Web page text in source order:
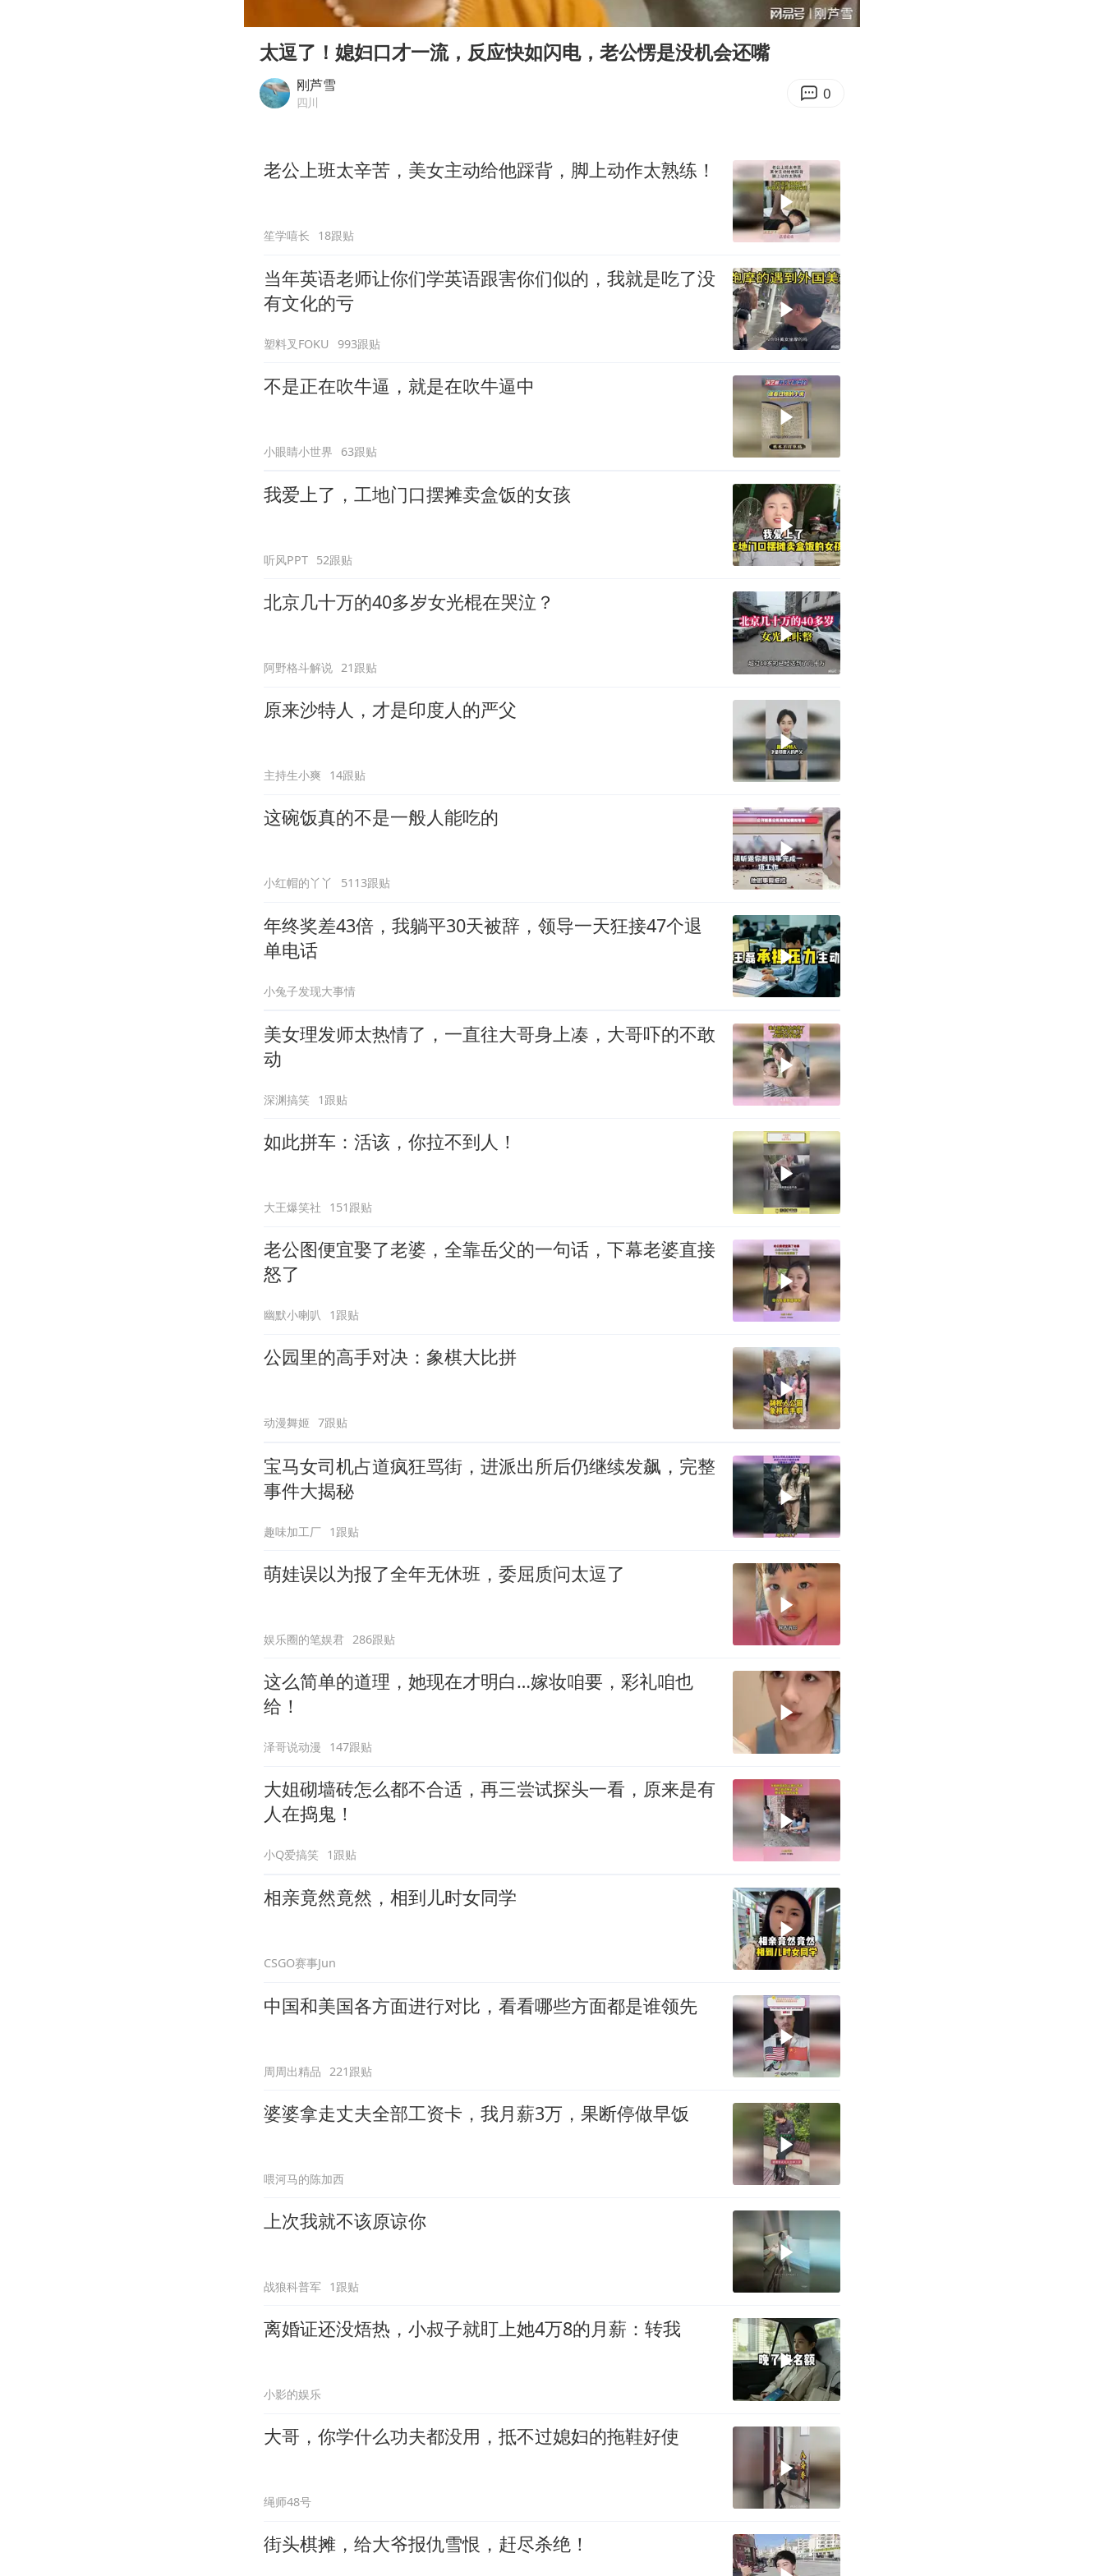
律师称“梅姨”若满75岁或不适用死刑
《歌手》歌王之战帮唱嘉宾官宣
上海一酒店房间爬满床虱 住客反被怼
13:06
Enter
太逗了！媳妇口才一流，反应快如闪电，老公愣是没机会还嘴
刚芦雪
四川 0
老公上班太辛苦，美女主动给他踩背，脚上动作太熟练！
笙学嘻长 18跟贴
当年英语老师让你们学英语跟害你们似的，我就是吃了没
有文化的亏
塑料叉FOKU 993跟贴
不是正在吹牛逼，就是在吹牛逼中
小眼睛小世界 63跟贴
我爱上了，工地门口摆摊卖盒饭的女孩
听风PPT 52跟贴
北京几十万的40多岁女光棍在哭泣？
阿野格斗解说 21跟贴
原来沙特人，才是印度人的严父
主持生小爽 14跟贴
这碗饭真的不是一般人能吃的
小红帽的丫丫 5113跟贴
年终奖差43倍，我躺平30天被辞，领导一天狂接47个退
单电话
小兔子发现大事情
美女理发师太热情了，一直往大哥身上凑，大哥吓的不敢
动
深渊搞笑 1跟贴
如此拼车：活该，你拉不到人！
大王爆笑社 151跟贴
老公图便宜娶了老婆，全靠岳父的一句话，下幕老婆直接
怒了
幽默小喇叭 1跟贴
公园里的高手对决：象棋大比拼
动漫舞姬 7跟贴
宝马女司机占道疯狂骂街，进派出所后仍继续发飙，完整
事件大揭秘
趣味加工厂 1跟贴
萌娃误以为报了全年无休班，委屈质问太逗了
娱乐圈的笔娱君 286跟贴
这么简单的道理，她现在才明白…嫁妆咱要，彩礼咱也
给！
泽哥说动漫 147跟贴
大姐砌墙砖怎么都不合适，再三尝试探头一看，原来是有
人在捣鬼！
小Q爱搞笑 1跟贴
相亲竟然竟然，相到儿时女同学
CSGO赛事Jun
中国和美国各方面进行对比，看看哪些方面都是谁领先
周周出精品 221跟贴
婆婆拿走丈夫全部工资卡，我月薪3万，果断停做早饭
喂河马的陈加西
上次我就不该原谅你
战狼科普军 1跟贴
离婚证还没焐热，小叔子就盯上她4万8的月薪：转我
小影的娱乐
大哥，你学什么功夫都没用，抵不过媳妇的拖鞋好使
绳师48号
街头棋摊，给大爷报仇雪恨，赶尽杀绝！